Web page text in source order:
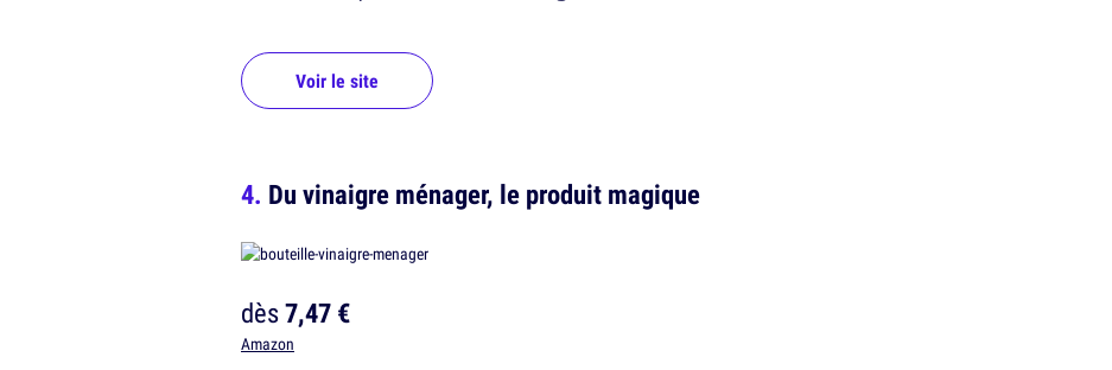
Voir le site
Du vinaigre ménager, le produit magique
dès7,47 €
Amazon